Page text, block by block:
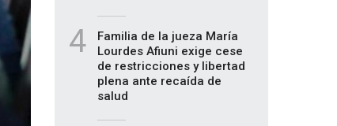
4
Familia de la jueza María
Lourdes Afiuni exige cese
de restricciones y libertad
plena ante recaída de
salud